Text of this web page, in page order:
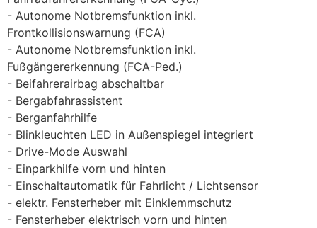
Autonome Notbremsfunktion inkl.
Frontkollisionswarnung (FCA)
Autonome Notbremsfunktion inkl.
Fußgängererkennung (FCA-Ped.)
Beifahrerairbag abschaltbar
Bergabfahrassistent
Berganfahrhilfe
Blinkleuchten LED in Außenspiegel integriert
Drive-Mode Auswahl
Einparkhilfe vorn und hinten
Einschaltautomatik für Fahrlicht / Lichtsensor
elektr. Fensterheber mit Einklemmschutz
Fensterheber elektrisch vorn und hinten